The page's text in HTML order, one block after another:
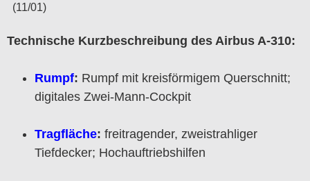
(11/01)
Technische Kurzbeschreibung des Airbus A-310:
Rumpf: Rumpf mit kreisförmigem Querschnitt;
digitales Zwei-Mann-Cockpit
Tragfläche: freitragender, zweistrahliger
Tiefdecker; Hochauftriebshilfen